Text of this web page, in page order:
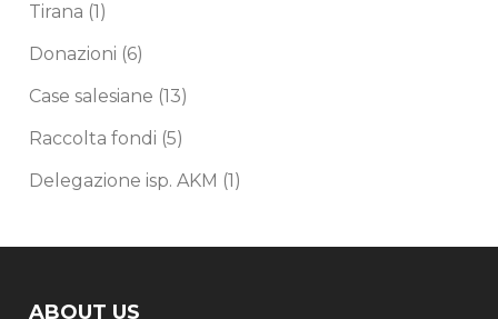
Tirana (1)
Donazioni (6)
Case salesiane (13)
Raccolta fondi (5)
Delegazione isp. AKM (1)
ABOUT US